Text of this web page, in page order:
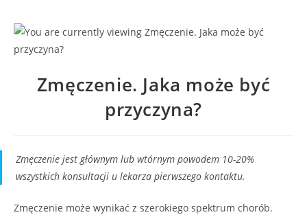
Zmęczenie. Jaka może być
przyczyna?
Zmęczenie jest głównym lub wtórnym powodem 10-20%
wszystkich konsultacji u lekarza pierwszego kontaktu.
Zmęczenie może wynikać z szerokiego spektrum chorób.